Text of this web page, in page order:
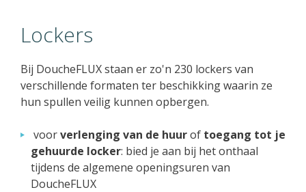
Lockers
Bij DoucheFLUX staan er zo'n 230 lockers van
verschillende formaten ter beschikking waarin ze
hun spullen veilig kunnen opbergen.
voorverlenging van de huurof toegang tot je
gehuurde locker: bied je aan bij het onthaal
tijdens de algemene openingsuren van
DoucheFLUX